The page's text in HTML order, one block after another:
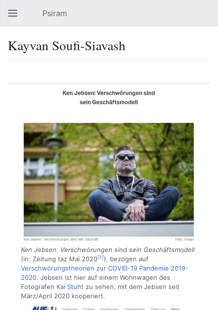
Hauptmenü öffnen Psiram
Kayvan Soufi-Siavash
Ken Jebsen: Verschwörungen sind sein Geschäftsmodell
(in: Zeitung taz Mai 2020[1]), bezogen auf
Verschwörungstheorien zur COVID-19 Pandemie 2019-
2020. Jebsen ist hier auf einem Wohnwagen des
Fotografen Kai Stuht zu sehen, mit dem Jebsen seit
März/April 2020 kooperiert.